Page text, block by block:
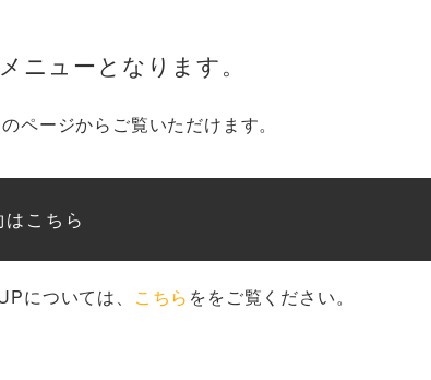
ニューとなります。
ページからご覧いただけます。
こちら
については、 こちら ををご覧ください。